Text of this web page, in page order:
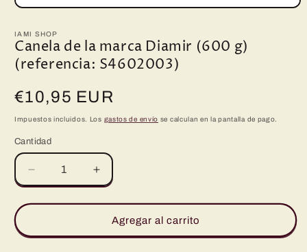
Abrir
multimedia
1
en
una
ventana
IAMI SHOP
Canela de la marca Diamir (600 g)
(referencia: S4602003)
Precio
habitual
€10,95 EUR
Impuestos incluidos. Los gastos de envío se calculan en la pantalla de pago.
Cantidad
Reducir
cantidad
para
de
Aumentar
cantidad
para
Canela
de
Agregar al carrito